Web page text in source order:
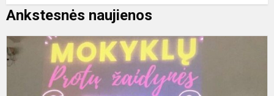
Ankstesnės naujienos